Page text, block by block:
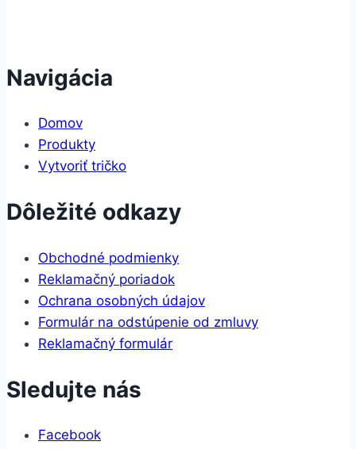
Navigácia
Domov
Produkty
Vytvoriť tričko
Dôležité odkazy
Obchodné podmienky
Reklamačný poriadok
Ochrana osobných údajov
Formulár na odstúpenie od zmluvy
Reklamačný formulár
Sledujte nás
Facebook